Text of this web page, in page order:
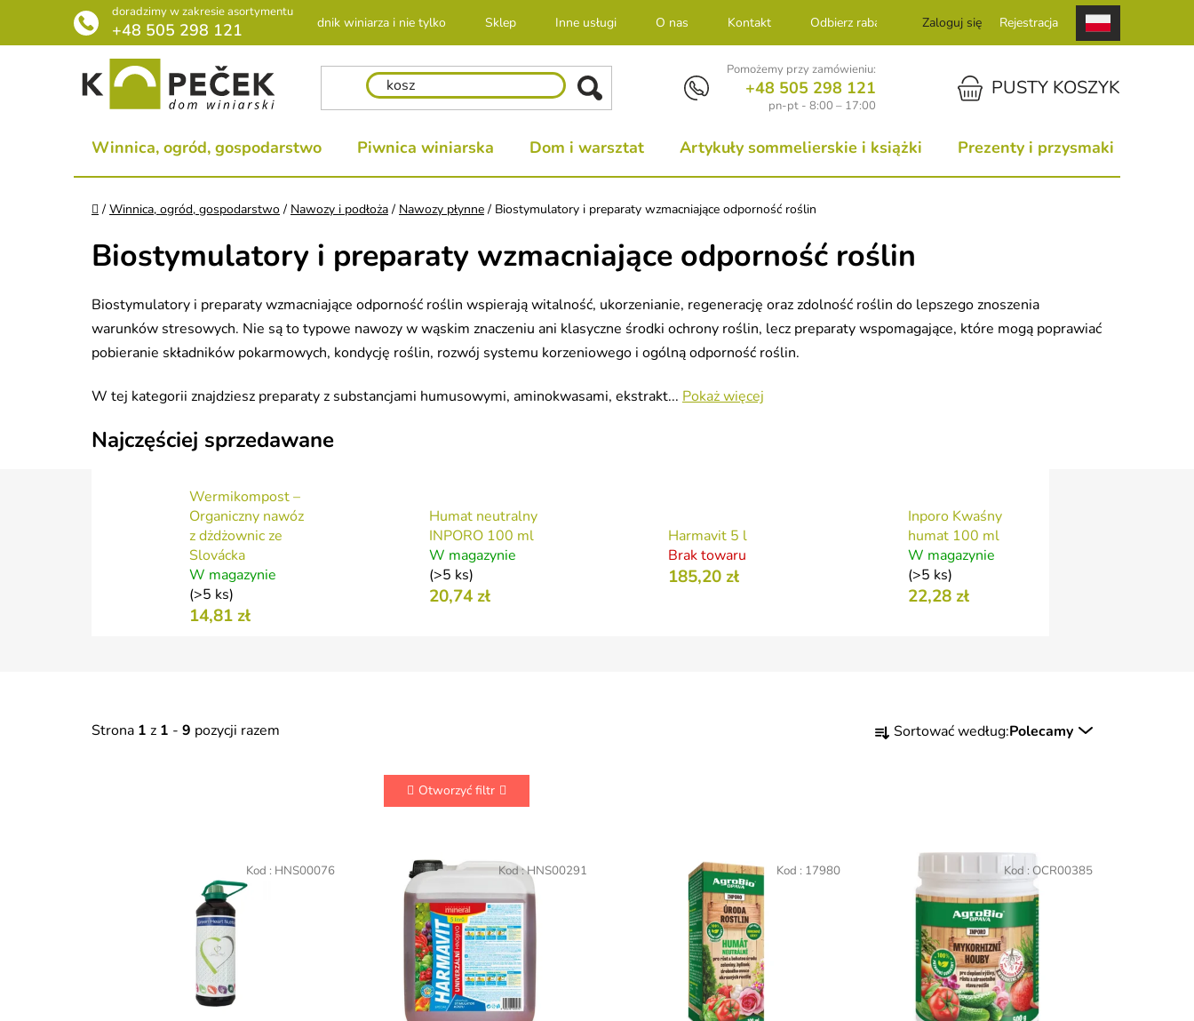
treści
doradzimy w zakresie asortymentu
+48 505 298 121 Poradnik winiarza i nie tylko Sklep Inne usługi O nas Kontakt Odbierz rabat Zaloguj się Rejestracja
Pomożemy przy zamówieniu:
+48 505 298 121
pn-pt - 8:00 – 17:00
KOSZYKPUSTY KOSZYK
Winnica, ogród, gospodarstwo Piwnica winiarska Dom i warsztat Artykuły sommelierskie i książki Prezenty i przysmaki
Home
/ Winnica, ogród, gospodarstwo / Nawozy i podłoża / Nawozy płynne / Biostymulatory i preparaty wzmacniające odporność roślin
Biostymulatory i preparaty wzmacniające odporność roślin
Biostymulatory i preparaty wzmacniające odporność roślin wspierają witalność, ukorzenianie, regenerację oraz zdolność roślin do lepszego znoszenia
warunków stresowych. Nie są to typowe nawozy w wąskim znaczeniu ani klasyczne środki ochrony roślin, lecz preparaty wspomagające, które mogą poprawiać
pobieranie składników pokarmowych, kondycję roślin, rozwój systemu korzeniowego i ogólną odporność roślin.
W tej kategorii znajdziesz preparaty z substancjami humusowymi, aminokwasami, ekstrakt... Pokaż więcej
Najczęściej sprzedawane
Wermikompost –
Organiczny nawóz
z dżdżownic ze
Slovácka
W magazynie
(>5 ks)
14,81 zł
Humat neutralny
INPORO 100 ml
W magazynie
(>5 ks)
20,74 zł
Harmavit 5 l
Brak towaru
185,20 zł
Inporo Kwaśny
humat 100 ml
W magazynie
(>5 ks)
22,28 zł
Strona 1 z 1 - 9 pozycji razem
o Sortować według:Polecamy
Otworzyć filtr
Kod : HNS00076 Kod :HNS00291 Kod : 17980 Kod : OCR00385